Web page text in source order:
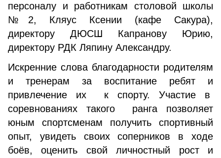
персоналу и работникам столовой школы
№2, Кляус Ксении (кафе Сакура),
директору ДЮСШ Капранову Юрию,
директору РДК Ляпину Александру.
Искренние слова благодарности родителям
и тренерам за воспитание ребят и
привлечение их к спорту. Участие в
соревнованиях такого ранга позволяет
юным спортсменам получить спортивный
опыт, увидеть своих соперников в ходе
боёв, оценить свой личностный рост и